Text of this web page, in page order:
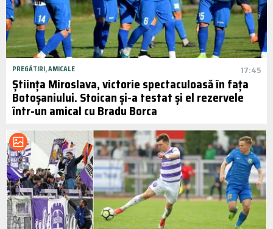
PREGĂTIRI, AMICALE 17:45
Știința Miroslava, victorie spectaculoasă în fața
Botoșaniului. Stoican și-a testat și el rezervele
într-un amical cu Bradu Borca